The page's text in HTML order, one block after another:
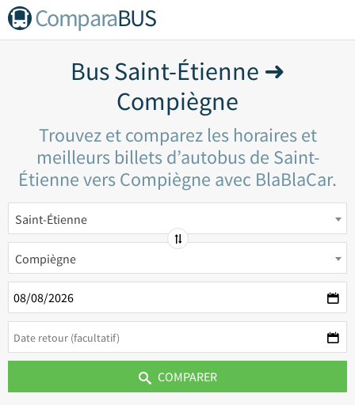
ComparaBUS
Bus Saint-Étienne ➜
Compiègne
Trouvez et comparez les horaires et
meilleurs billets d’autobus de Saint-
Étienne vers Compiègne avec BlaBlaCar.
Saint-Étienne
Compiègne
COMPARER